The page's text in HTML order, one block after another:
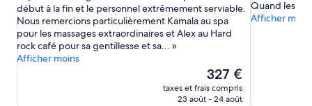
début à la fin et le personnel extrêmement serviable.
Nous remercions particulièrement Kamala au spa
pour les massages extraordinaires et Alex au Hard
rock café pour sa gentillesse et sa...
Afficher moins
Le
nouveau
prix
327 €
taxes et frais compris
23 août - 24 août
Quand les
Afficher